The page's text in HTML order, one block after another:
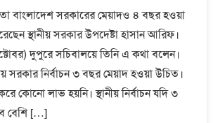
বাংলাদেশ সরকারের মেয়াদও ৪ বছর হওয়া
স্থানীয় সরকার উপদেষ্টা হাসান আরিফ।
দুপুরে সচিবালয়ে তিনি এ কথা বলেন।
সরকার নির্বাচন ৩ বছর মেয়াদ হওয়া উচিত।
কোনো লাভ হয়নি। স্থানীয় নির্বাচন যদি ৩
বেশি […]